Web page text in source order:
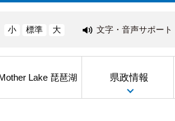
小 標準 大 文字・音声サポート
Mother Lake 琵琶湖 県政情報